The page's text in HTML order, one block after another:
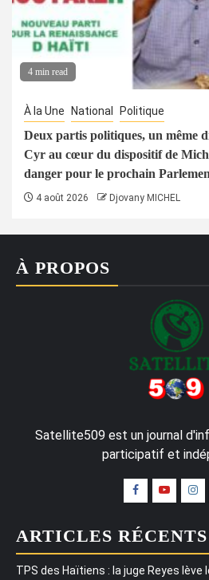
4 min read
À la Une National Politique
Deux partis politiques, un même
Cyr au cœur du dispositif de
danger pour le prochain
4 août 2026 Djovany MICHEL
À PROPOS
Satellite509 est un journal
participatif et
ARTICLES RÉCENTS
TPS des Haïtiens : la juge Reyes